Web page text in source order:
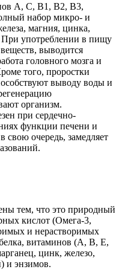
А, С, В1, В2, В3,
набор микро- и
магния, цинка,
При употреблении в пищу
выводится
головного мозга и
того, проростки
выводу воды и
организм.
при сердечно-
функции печени и
свою очередь, замедляет
тем, что это природный
кислот (Омега-3,
и нерастворимых
витаминов (А, В, Е,
цинк, железо,
и энзимов.